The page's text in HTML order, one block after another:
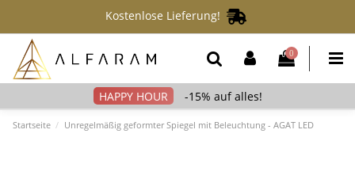
Kostenlose Lieferung!
0
-15% auf alles!
Startseite Unregelmäßig geformter Spiegel mit Beleuchtung - AGAT LED